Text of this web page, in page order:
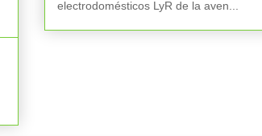
electrodomésticos LyR de la aven...